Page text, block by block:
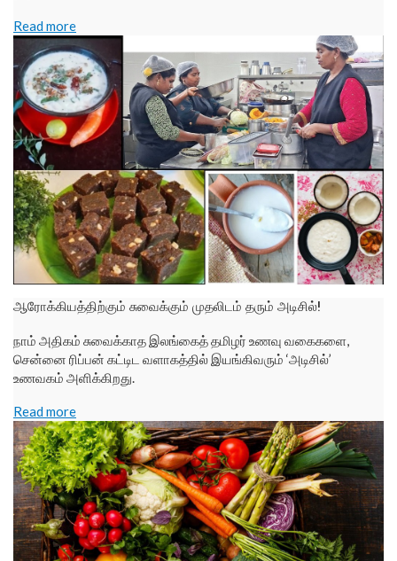
Read more
ஆரோக்கியத்திற்கும் சுவைக்கும் முதலிடம் தரும் அடிசில்!
நாம் அதிகம் சுவைக்காத இலங்கைத் தமிழர் உணவு வகைகளை,
சென்னை ரிப்பன் கட்டிட வளாகத்தில் இயங்கிவரும் ‘அடிசில்’
உணவகம் அளிக்கிறது.
Read more